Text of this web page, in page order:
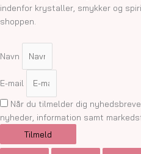
indenfor krystaller, smykker og
shoppen.
Navn
E-mail
Når du tilmelder dig
nyheder, information samt
Tilmeld